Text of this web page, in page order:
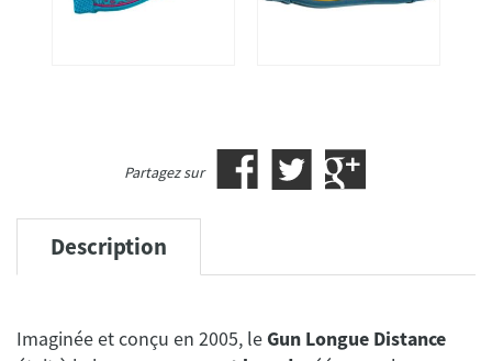
Partagez sur
Description
Imaginée et conçu en 2005, le Gun Longue Distance